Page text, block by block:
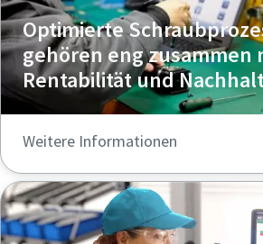
Optimierte
gehören eng zusammen
Rentabilität und
Weitere Informationen